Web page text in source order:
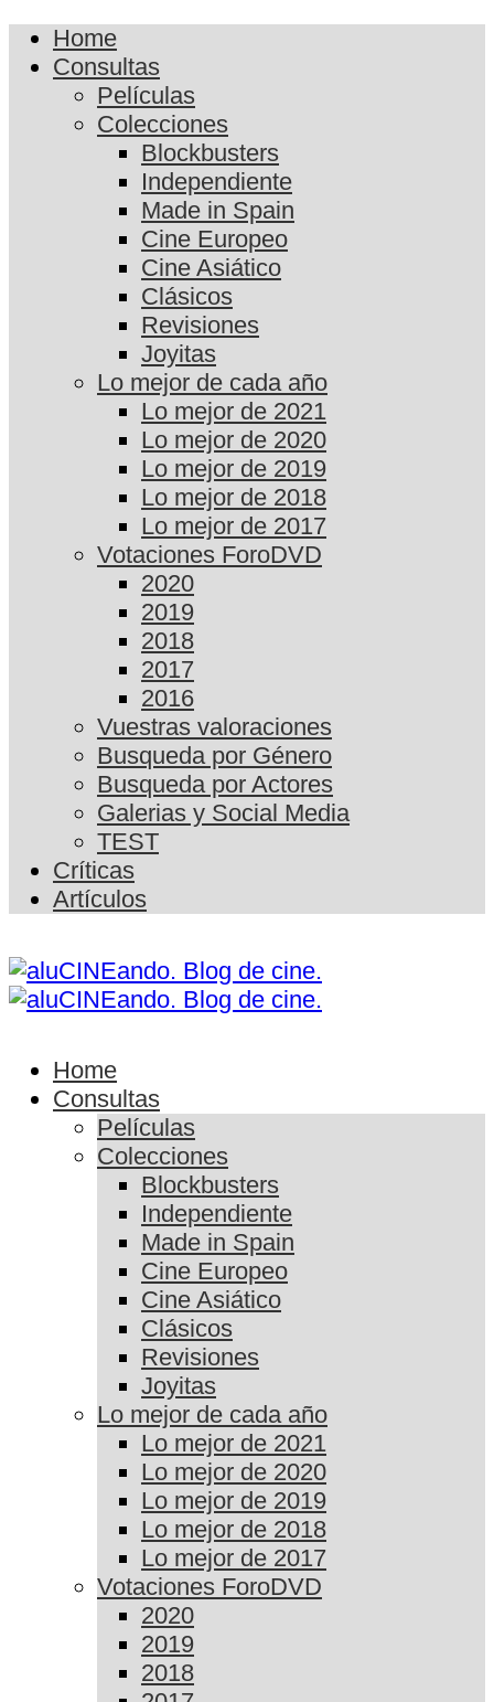
Home
Consultas
Películas
Colecciones
Blockbusters
Independiente
Made in Spain
Cine Europeo
Cine Asiático
Clásicos
Revisiones
Joyitas
Lo mejor de cada año
Lo mejor de 2021
Lo mejor de 2020
Lo mejor de 2019
Lo mejor de 2018
Lo mejor de 2017
Votaciones ForoDVD
2020
2019
2018
2017
2016
Vuestras valoraciones
Busqueda por Género
Busqueda por Actores
Galerias y Social Media
TEST
Críticas
Artículos
Home
Consultas
Películas
Colecciones
Blockbusters
Independiente
Made in Spain
Cine Europeo
Cine Asiático
Clásicos
Revisiones
Joyitas
Lo mejor de cada año
Lo mejor de 2021
Lo mejor de 2020
Lo mejor de 2019
Lo mejor de 2018
Lo mejor de 2017
Votaciones ForoDVD
2020
2019
2018